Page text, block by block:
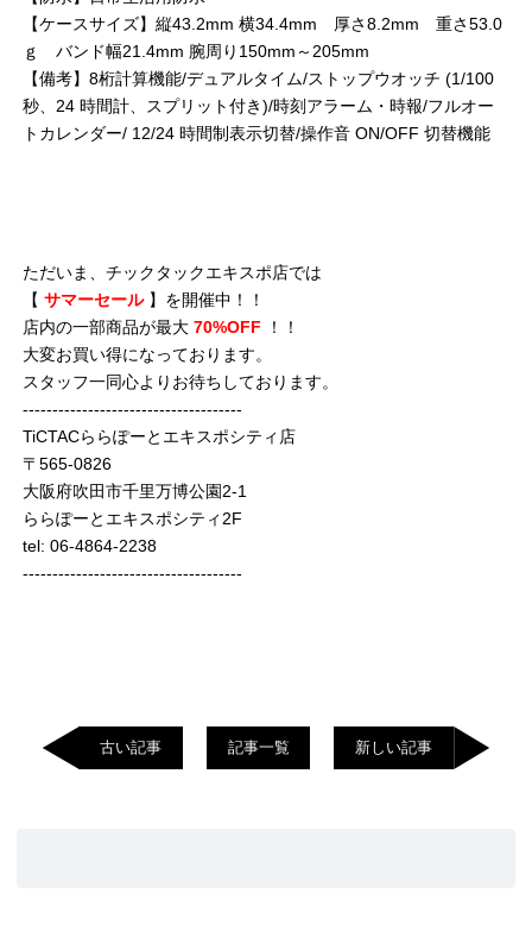
【ケースサイズ】縦43.2mm 横34.4mm 厚さ8.2mm 重さ53.0
ｇ バンド幅21.4mm 腕周り150mm～205mm
【備考】8桁計算機能/デュアルタイム/ストップウオッチ (1/100
秒、24 時間計、スプリット付き)/時刻アラーム・時報/フルオー
トカレンダー/ 12/24 時間制表示切替/操作音 ON/OFF 切替機能
ただいま、チックタックエキスポ店では
【 サマーセール 】を開催中！！
店内の一部商品が最大 70%OFF
！！
大変お買い得になっております。
スタッフ一同心よりお待ちしております。
-------------------------------------
TiCTACららぽーとエキスポシティ店
〒565-0826
大阪府吹田市千里万博公園2-1
ららぽーとエキスポシティ2F
tel: 06-4864-2238
-------------------------------------
古い記事 記事一覧 新しい記事